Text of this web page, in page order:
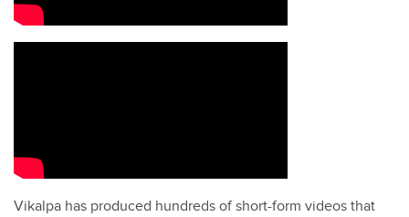
Vikalpa has produced hundreds of short-form videos that